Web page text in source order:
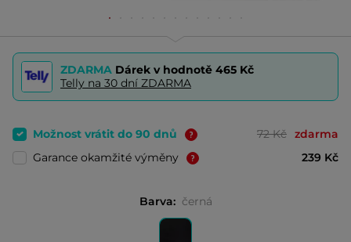
ZDARMA Dárek v hodnotě 465 Kč
Telly na 30 dní ZDARMA
Možnost vrátit do 90 dnů 72 Kč zdarma
Garance okamžité výměny
239 Kč
Barva: černá